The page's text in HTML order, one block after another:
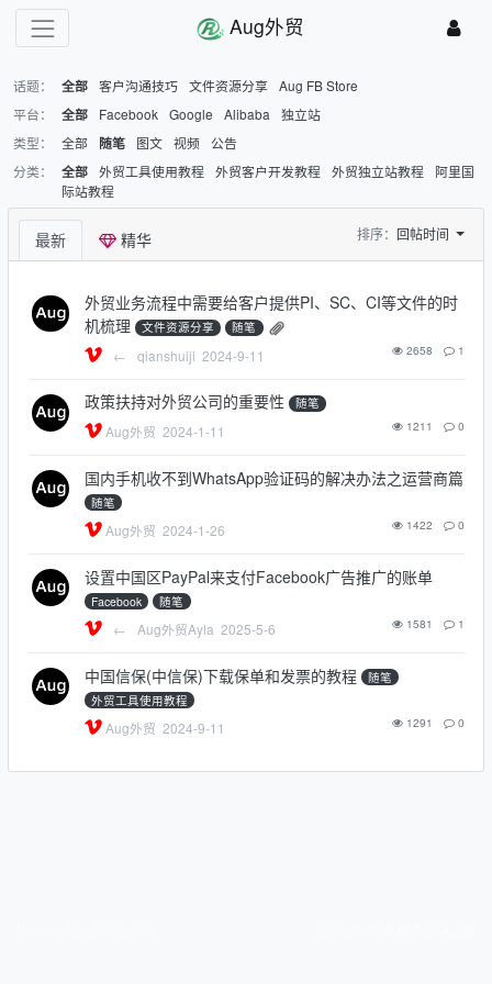
Aug外贸
话题： 全部 客户沟通技巧 文件资源分享 Aug FB Store
平台：
全部 Facebook Google Alibaba
独立站
类型：
全部 随笔 图文 视频
公告
分类：
全部 外贸工具使用教程 外贸客户开发教程 外贸独立站教程
阿里国
际站教程
最新 精华 排序： 回帖时间
外贸业务流程中需要给客户提供PI、SC、CI等文件的时
机梳理
文件资源分享 随笔
← qianshuiji 2024-9-11 2658 1
政策扶持对外贸公司的重要性 随笔
Aug外贸 2024-1-11 1211 0
国内手机收不到WhatsApp验证码的解决办法之运营商篇
随笔
Aug外贸 2024-1-26 1422 0
设置中国区PayPal来支付Facebook广告推广的账单
Facebook 随笔
← Aug外贸Ayla 2025-5-6 1581 1
中国信保(中信保)下载保单和发票的教程
随笔
外贸工具使用教程
Aug外贸 2024-9-11 1291 0